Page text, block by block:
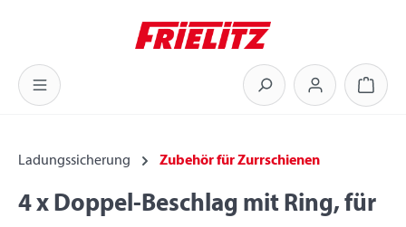
Zum Hauptinhalt springen
Ladungssicherung Zubehör für Zurrschienen
4 x Doppel-Beschlag mit Ring, für